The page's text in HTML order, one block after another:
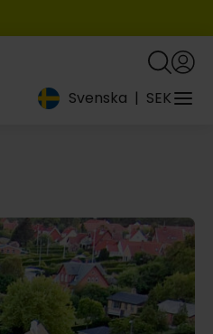
Svenska | SEK